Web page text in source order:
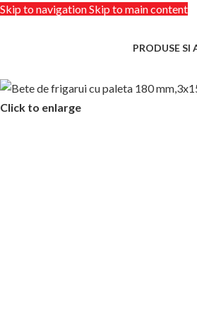
Skip to navigationSkip to main content
PRODUSE SI
Click to enlarge